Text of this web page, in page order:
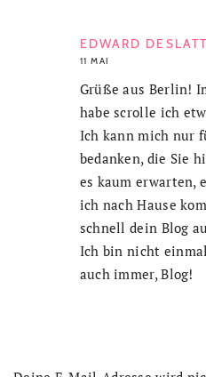
EDWARD
11 MAI
Grüße aus Berlin!
habe scrolle ich
Ich kann mich nur
bedanken, die Sie
es kaum erwarten,
ich nach Hause
schnell dein Blog
Ich bin nicht
auch immer, Blog!